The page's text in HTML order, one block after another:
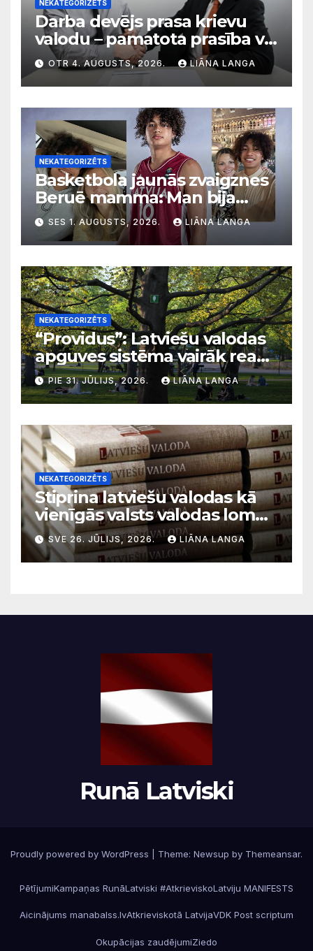
NEKATEGORIZĒTS
Darba devējs prasa krievu
valodu – pamatota prasība vai
diskriminācija? Skaidro VDI
OTR 4. AUGUSTS, 2026. LIĀNA LANGA
NEKATEGORIZĒTS
Basketbola jaunās zvaigznes
Beruē mamma: Man bija
svarīgi, lai bērni apgūst
latviešu valodu
SES 1. AUGUSTS, 2026. LIĀNA LANGA
NEKATEGORIZĒTS
“Providus”: Latviešu valodas
apguves sistēma vairāk reaģē
uz krīzēm nekā ilgtermiņa
migrācijas tendencēm
PIE 31. JŪLIJS, 2026. LIĀNA LANGA
NEKATEGORIZĒTS
Stiprina latviešu valodas kā
vienīgās valsts valodas lomu
sabiedriskajos medijos
SVE 26. JŪLIJS, 2026. LIĀNA LANGA
Runā Latviski
Proudly powered by WordPress Theme: Newsup by Themeansar.
PētījumiKampaņas RunāLatviski #AtkrieviskoLatviju MANIFESTS
Aicinājums manabalss.lvAtkrieviskotā LatvijaVDK Post scriptum
Okupācijas zaudējumiZiedo